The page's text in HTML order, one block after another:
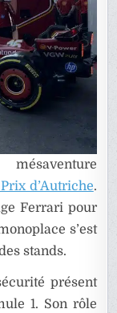
d’Autriche.
Ferrari pour
s’est
stands.
présent
1. Son rôle